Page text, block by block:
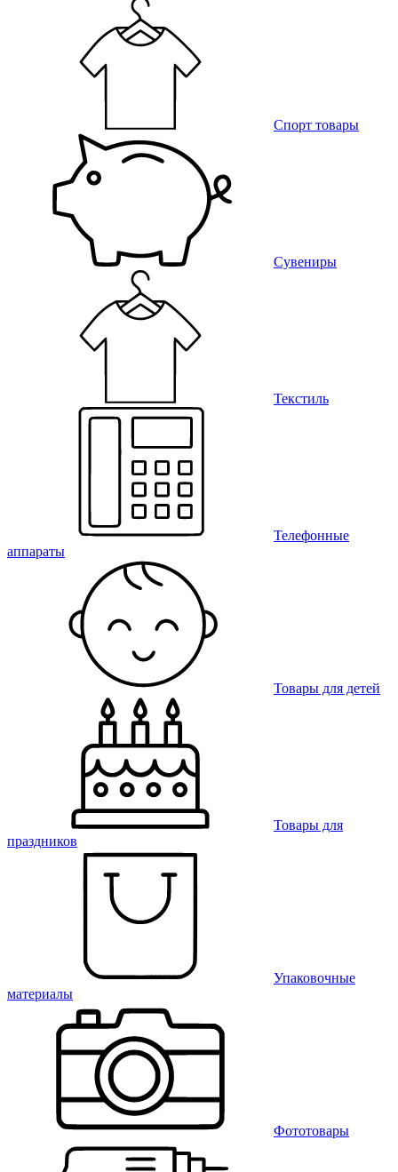
Спорт товары
Сувениры
Текстиль
Телефонные
аппараты
Товары для детей
Товары для
праздников
Упаковочные
материалы
Фототовары